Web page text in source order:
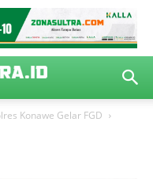
Konawe Gelar FGD